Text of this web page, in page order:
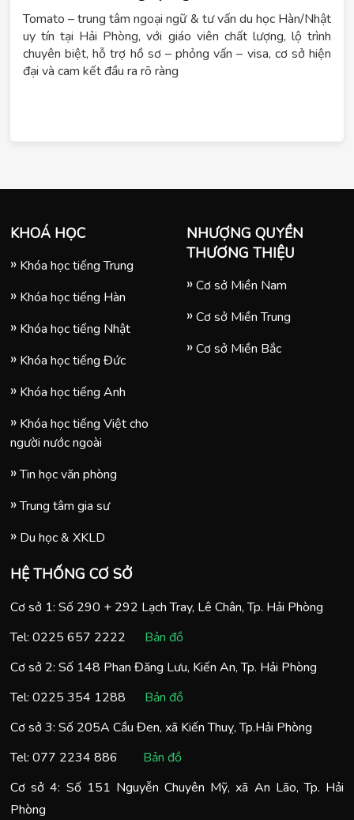
Tomato – trung tâm ngoại ngữ & tư vấn du học Hàn/Nhật
uy tín tại Hải Phòng, với giáo viên chất lượng, lộ trình
chuyên biệt, hỗ trợ hồ sơ – phỏng vấn – visa, cơ sở hiện
đại và cam kết đầu ra rõ ràng
KHOÁ HỌC
Khóa học tiếng Trung
Khóa học tiếng Hàn
Khóa học tiếng Nhật
Khóa học tiếng Đức
Khóa học tiếng Anh
Khóa học tiếng Việt cho
người nước ngoài
Tin học văn phòng
Trung tâm gia sư
Du học & XKLD
NHƯỢNG QUYỀN
THƯƠNG THIỆU
Cơ sở Miền Nam
Cơ sở Miền Trung
Cơ sở Miền Bắc
HỆ THỐNG CƠ SỞ
Cơ sở 1: Số 290 + 292 Lạch Tray, Lê Chân, Tp. Hải Phòng
Tel: 0225 657 2222
Bản đồ
Cơ sở 2: Số 148 Phan Đăng Lưu, Kiến An, Tp. Hải Phòng
Tel: 0225 354 1288
Bản đồ
Cơ sở 3: Số 205A Cầu Đen, xã Kiến Thuỵ, Tp.Hải Phòng
Tel: 077 2234 886
Bản đồ
Cơ sở 4: Số 151 Nguyễn Chuyên Mỹ, xã An Lão, Tp. Hải
Phòng